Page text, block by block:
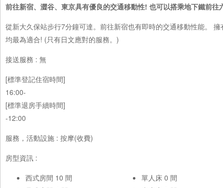
前往新宿、澀谷、東京具有優良的交通移動性! 也可以搭乘地下鐵前往
從新大久保站步行7分鐘可達。前往新宿也有即時的交通移動性能。
均最為適合! (只有日文應對的服務。)
接送服務 : 無
[標準登記住宿時間]
16:00-
[標準退房手續時間]
-12:00
服務，活動設施 : 按摩(收費)
房型資訊 :
西式房間 10 間
單人床 0 間